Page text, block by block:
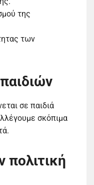
της
των
σε παιδιά
σκόπιμα
πολιτική